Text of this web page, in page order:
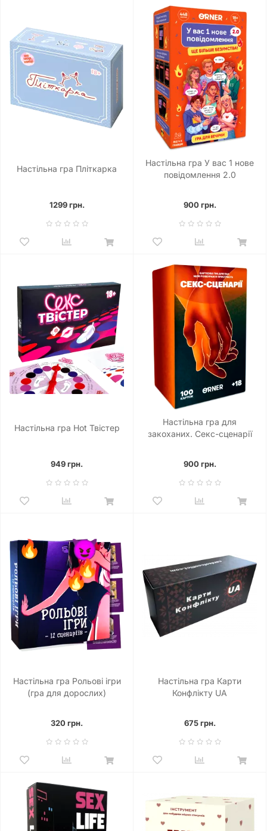
Настільна гра Пліткарка
1299 грн.
Настільна гра У вас 1 нове
повідомлення 2.0
900 грн.
Настільна гра Hot Твістер
949 грн.
Настільна гра для
закоханих. Секс-сценарії
900 грн.
Настільна гра Рольові ігри
(гра для дорослих)
320 грн.
Настільна гра Карти
Конфлікту UA
675 грн.